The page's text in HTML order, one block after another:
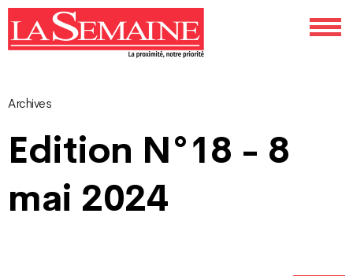
Archives
Edition N°18 - 8
mai 2024
Navigation
des
articles